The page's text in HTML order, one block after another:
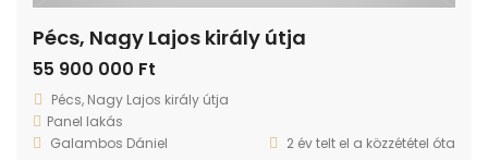
Pécs, Nagy Lajos király útja
55 900 000 Ft
Pécs, Nagy Lajos király útja
Panel lakás
Galambos Dániel
2 év telt el a közzététel óta